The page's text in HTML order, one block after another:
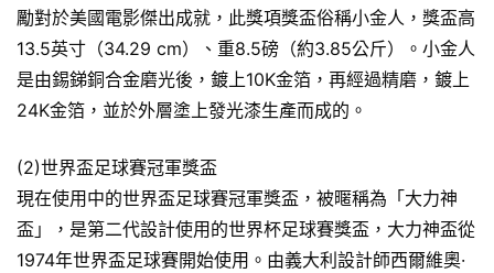
勵對於美國電影傑出成就，此獎項獎盃俗稱小金人，獎盃高
13.5英寸（34.29 cm）、重8.5磅（約3.85公斤）。小金人
是由錫銻銅合金磨光後，鍍上10K金箔，再經過精磨，鍍上
24K金箔，並於外層塗上發光漆生產而成的。
(2)世界盃足球賽冠軍獎盃
現在使用中的世界盃足球賽冠軍獎盃，被暱稱為「大力神
盃」，是第二代設計使用的世界杯足球賽獎盃，大力神盃從
1974年世界盃足球賽開始使用。由義大利設計師西爾維奧·